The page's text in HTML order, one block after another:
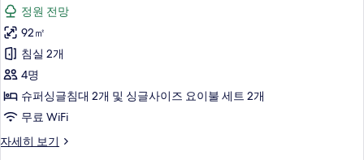
능
객
실,
정
원
전
망
2
개,
연
결
가
능
객
실,
원
지
덴
셜
스
위
침
정원 전망
92㎡
침실 2개
4명
슈퍼싱글침대 2개 및 싱글사이즈 요이불 세트 2개
무료 WiFi
자세히 보기
프